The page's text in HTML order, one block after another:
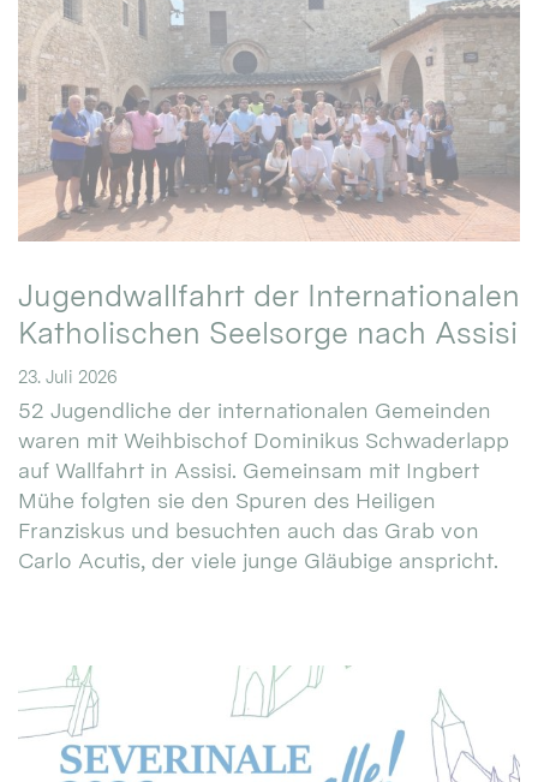
Jugendwallfahrt der Internationalen
Katholischen Seelsorge nach Assisi
23. Juli 2026
52 Jugendliche der internationalen Gemeinden
waren mit Weihbischof Dominikus Schwaderlapp
auf Wallfahrt in Assisi. Gemeinsam mit Ingbert
Mühe folgten sie den Spuren des Heiligen
Franziskus und besuchten auch das Grab von
Carlo Acutis, der viele junge Gläubige anspricht.